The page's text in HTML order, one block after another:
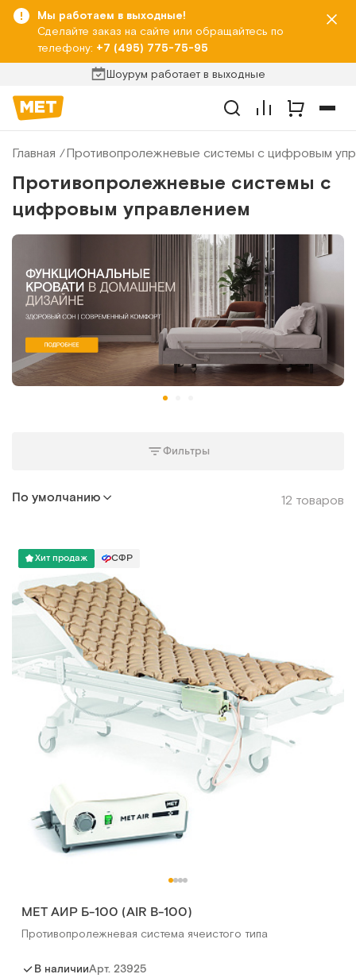
Мы работаем в выходные!
Сделайте заказ на сайте или обращайтесь по
телефону: +7 (495) 775-75-95
Шоурум работает в выходные
Главная Противопролежневые системы с цифровым
Противопролежневые системы с
цифровым управлением
Фильтры
По умолчанию 12 товаров
Хит продаж СФР
MET АИР Б-100 (AIR B-100)
Противопролежневая система ячеистого типа
В наличииАрт. 23925